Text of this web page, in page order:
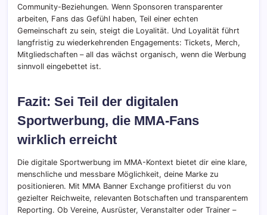
Community-Beziehungen. Wenn Sponsoren transparenter
arbeiten, Fans das Gefühl haben, Teil einer echten
Gemeinschaft zu sein, steigt die Loyalität. Und Loyalität führt
langfristig zu wiederkehrenden Engagements: Tickets, Merch,
Mitgliedschaften – all das wächst organisch, wenn die Werbung
sinnvoll eingebettet ist.
Fazit: Sei Teil der digitalen
Sportwerbung, die MMA-Fans
wirklich erreicht
Die digitale Sportwerbung im MMA-Kontext bietet dir eine klare,
menschliche und messbare Möglichkeit, deine Marke zu
positionieren. Mit MMA Banner Exchange profitierst du von
gezielter Reichweite, relevanten Botschaften und transparentem
Reporting. Ob Vereine, Ausrüster, Veranstalter oder Trainer –